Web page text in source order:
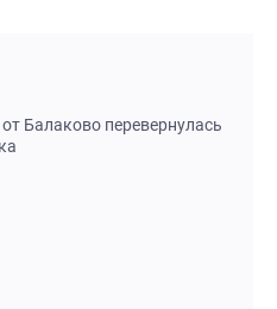
Балаково перевернулась